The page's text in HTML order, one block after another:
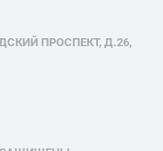
ПРОСПЕКТ, Д.26,